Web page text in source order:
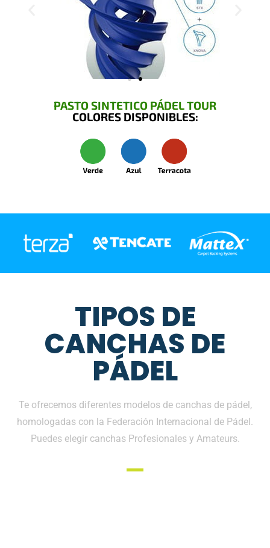
PASTO SINTETICO PÁDEL TOUR
COLORES DISPONIBLES:
TIPOS DE
CANCHAS DE
PÁDEL
Te ofrecemos diferentes modelos de canchas de pádel,
homologadas con la Federación Internacional de Pádel.
Puedes elegir canchas Profesionales y Amateurs.